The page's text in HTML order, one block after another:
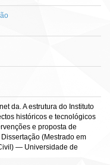
da. A estrutura do Instituto
históricos e tecnológicos
e proposta de
(Mestrado em
— Universidade de